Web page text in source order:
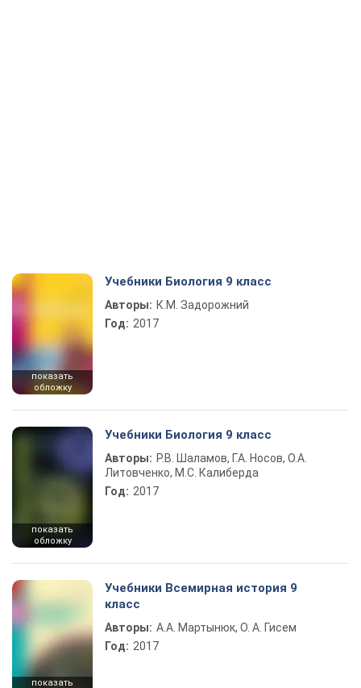
показать
обложку
Учебники Биология 9 класс
Авторы: К.М. Задорожний
Год: 2017
показать
обложку
Учебники Биология 9 класс
Авторы: Р.В. Шаламов, Г.А. Носов, О.А.
Литовченко, М.С. Калиберда
Год: 2017
показать
Учебники Всемирная история 9
класс
Авторы: А.А. Мартынюк, О. А. Гисем
Год: 2017